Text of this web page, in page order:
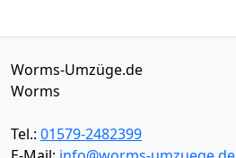
Worms-Umzüge.de
Worms
Tel.: 01579-2482399